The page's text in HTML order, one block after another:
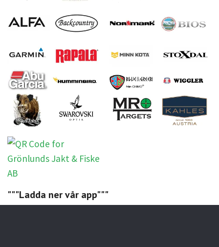
"""Ladda ner vår app"""